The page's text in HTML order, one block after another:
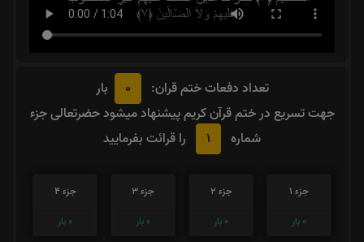
تعداد دفعات ختم قران: 0
بار
جهت تسریع در ختم قرآن کریم پیشنهاد میشود حضرتعالی جزء
شماره
1 را قرائت بفرمایید
جزء 1
0 بار
جزء 2
0 بار
جزء 3
0 بار
جزء 4
0 بار